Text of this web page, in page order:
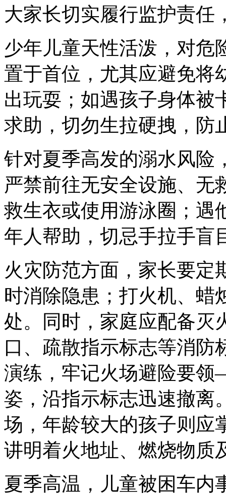
大家长切实履行监护责任
少年儿童天性活泼，对危
置于首位，尤其应避免将
出玩耍；如遇孩子身体被
求助，切勿生拉硬拽，防
针对夏季高发的溺水风险
严禁前往无安全设施、无
救生衣或使用游泳圈；遇
年人帮助，切忌手拉手盲
火灾防范方面，家长要定
时消除隐患；打火机、蜡
处。同时，家庭应配备灭
口、疏散指示标志等消防
演练，牢记火场避险要
姿，沿指示标志迅速撤离
场，年龄较大的孩子则应
讲明着火地址、燃烧物质
夏季高温，儿童被困车内